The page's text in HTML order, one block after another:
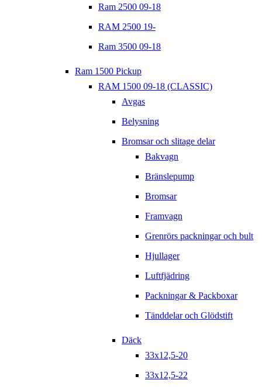
Ram 2500 09-18
RAM 2500 19-
Ram 3500 09-18
Ram 1500 Pickup
RAM 1500 09-18 (CLASSIC)
Avgas
Belysning
Bromsar och slitage delar
Bakvagn
Bränslepump
Bromsar
Framvagn
Grenrörs packningar och bult
Hjullager
Luftfjädring
Packningar & Packboxar
Tänddelar och Glödstift
Däck
33x12,5-20
33x12,5-22